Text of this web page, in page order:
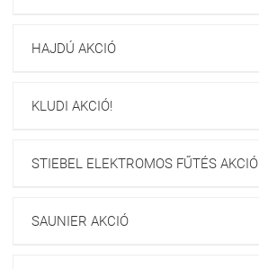
HAJDÚ AKCIÓ
KLUDI AKCIÓ!
STIEBEL ELEKTROMOS FŰTÉS AKCIÓ
SAUNIER AKCIÓ